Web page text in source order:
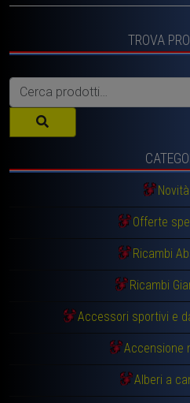
TROVA
Cerca:
Novità
Offerte
Ricambi
Ricambi
Accessori sportivi e
Accensione
Alberi a